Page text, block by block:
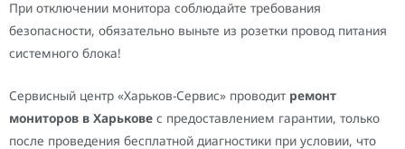
При отключении монитора соблюдайте требования
безопасности, обязательно выньте из розетки провод питания
системного блока!
Сервисный центр «Харьков-Сервис» проводит ремонт
мониторов в Харькове с предоставлением гарантии, только
после проведения бесплатной диагностики при условии, что